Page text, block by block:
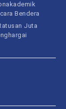
Bendera
Juta